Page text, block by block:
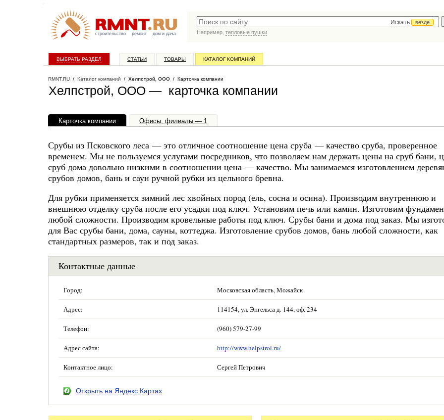
строительство ремонт дом и дача
Искать
везде
Например, тепловые пушки
ВЫБРАТЬ РАЗДЕЛ СТАТЬИ ТОВАРЫ КАТАЛОГ КОМПАНИЙ
RMNT.RU / Каталог компаний / Хелпстрой, ООО / Карточка компании
Хелпстрой, ООО — карточка компании
Карточка компании Офисы, филиалы — 1
Срубы из Псковского леса — это отличное соотношение цена сруба — качество сруба, проверенное
временем. Мы не пользуемся услугами посредников, что позволяем нам держать цены на сруб бани,
сруб дома довольно низкими в соотношении цена — качество. Мы занимаемся изготовлением
срубов домов, бань и саун ручной рубки из цельного бревна.
Для рубки применяется зимний лес хвойных пород (ель, сосна и осина). Производим внутреннюю и
внешнюю отделку сруба после его усадки под ключ. Установим печь или камин. Изготовим
любой сложности. Производим кровельные работы под ключ. Срубы бани и дома под заказ. Мы
для Вас срубы бани, дома, сауны, коттеджа. Изготовление срубов домов, бань любой сложности, как
стандартных размеров, так и под заказ.
Контактные данные
Город: Московская область, Можайск
Адрес: 114154, ул. Энгельса д. 144, оф. 234
Телефон: (960) 579-27-99
Адрес сайта: http://www.helpstroi.ru/
Контактное лицо: Сергей Петрович
Открыть на Яндекс.Картах